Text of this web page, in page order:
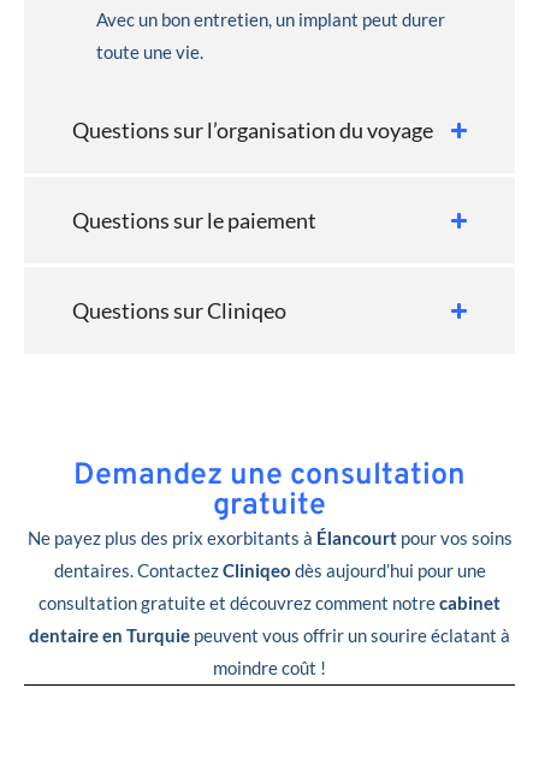
Avec un bon entretien, un implant peut durer
toute une vie.
Questions sur l’organisation du voyage
Questions sur le paiement
Questions sur Cliniqeo
Demandez une consultation
gratuite
Ne payez plus des prix exorbitants à Élancourtpour vos soins
dentaires. ContactezCliniqeo dès aujourd’hui pour une
consultation gratuite et découvrez comment notrecabinet
dentaire en Turquie peuvent vous offrir un sourire éclatant à
moindre coût !